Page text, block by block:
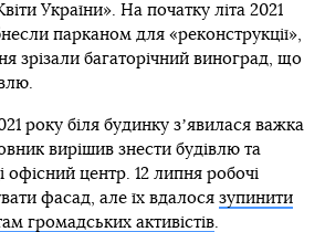
України». На початку літа 2021
парканом для «реконструкції»,
зрізали багаторічний виноград, що
року біля будинку зʼявилася важка
вирішив знести будівлю та
офісний центр. 12 липня робочі
фасад, але їх вдалося зупинити
громадських активістів.